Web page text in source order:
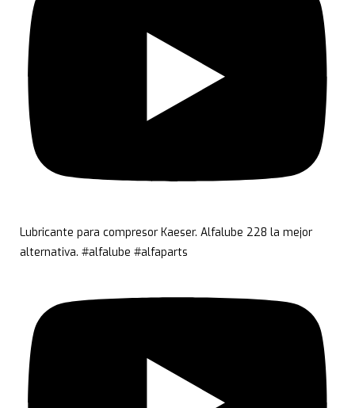
Lubricante para compresor Kaeser. Alfalube 228 la mejor
alternativa. #alfalube #alfaparts